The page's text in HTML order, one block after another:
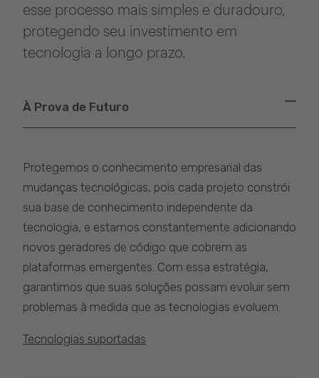
esse processo mais simples e duradouro,
protegendo seu investimento em
tecnologia a longo prazo.
À Prova de Futuro
Protegemos o conhecimento empresarial das
mudanças tecnológicas, pois cada projeto constrói
sua base de conhecimento independente da
tecnologia, e estamos constantemente adicionando
novos geradores de código que cobrem as
plataformas emergentes. Com essa estratégia,
garantimos que suas soluções possam evoluir sem
problemas à medida que as tecnologias evoluem.
Tecnologias suportadas